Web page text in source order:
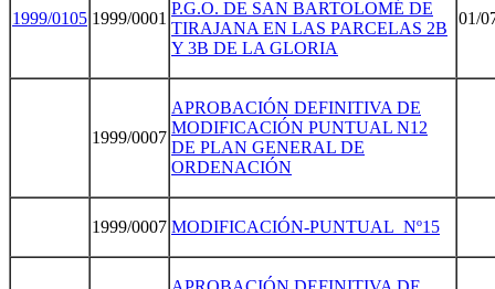
1999/0105 1999/0001
P.G.O. DE SAN BARTOLOMÉ DE
TIRAJANA EN LAS PARCELAS 2B
Y 3B DE LA GLORIA
01/
1999/0007
APROBACIÓN DEFINITIVA DE
MODIFICACIÓN PUNTUAL N12
DE PLAN GENERAL DE
ORDENACIÓN
1999/0007 MODIFICACIÓN-PUNTUAL_Nº15